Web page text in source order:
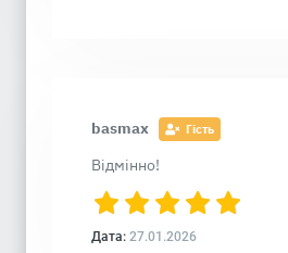
basmax Гість
Відмінно!
Дата: 27.01.2026